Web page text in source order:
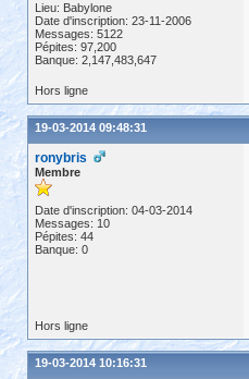
Lieu: Babylone
Date d'inscription: 23-11-2006
Messages: 5122
Pépites: 97,200
Banque: 2,147,483,647
Hors ligne
19-03-2014 09:48:31
ronybris
Membre
Date d'inscription: 04-03-2014
Messages: 10
Pépites: 44
Banque: 0
Hors ligne
19-03-2014 10:16:31